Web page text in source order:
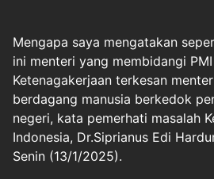
Mengapa saya mengatakan
ini menteri yang membidangi
Ketenagakerjaan terkesan
berdagang manusia berkedok
negeri, kata pemerhati masalah
Indonesia, Dr.Siprianus Edi
Senin (13/1/2025).